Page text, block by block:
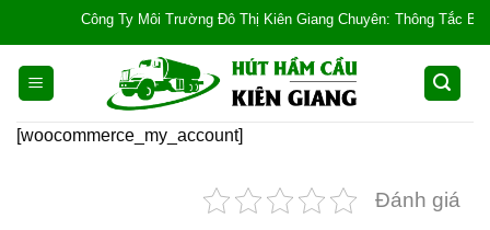
content
Công Ty Môi Trường Đô Thị Kiên Giang Chuyên: Thông Tắc
[woocommerce_my_account]
Đánh giá